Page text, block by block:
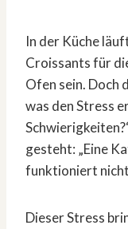
In der Küche
Croissants für
Ofen sein. Doch
was den Stress
gesteht: „Eine
funktioniert
Dieser Stress